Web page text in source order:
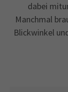
dabei
Manchmal
Blickwinkel